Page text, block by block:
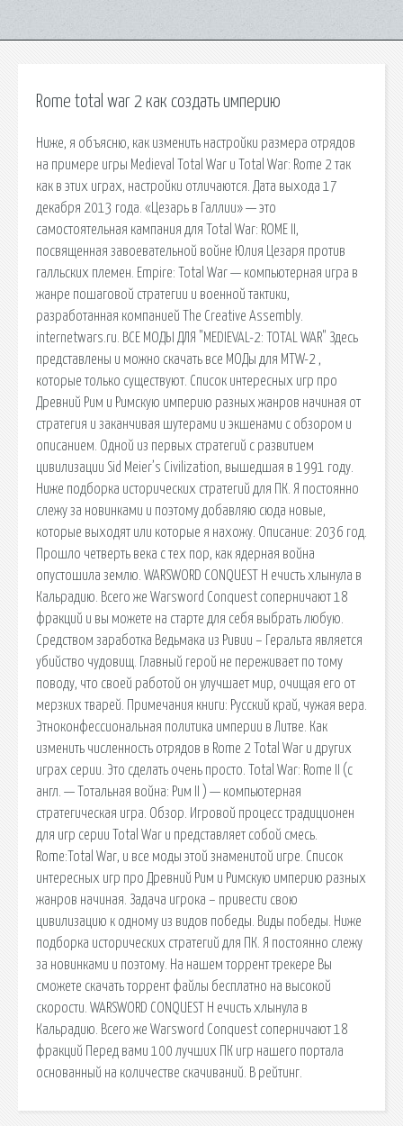
Rome total war 2 как создать империю
Ниже, я объясню, как изменить настройки размера отрядов
на примере игры Medieval Total War и Total War: Rome 2 так
как в этих играх, настройки отличаются. Дата выхода 17
декабря 2013 года. «Цезарь в Галлии» — это
самостоятельная кампания для Total War: ROME II,
посвященная завоевательной войне Юлия Цезаря против
галльских племен. Empire: Total War — компьютерная игра в
жанре пошаговой стратегии и военной тактики,
разработанная компанией The Creative Assembly.
internetwars.ru. ВСЕ МОДЫ ДЛЯ "MEDIEVAL-2: TOTAL WAR" Здесь
представлены и можно скачать все МОДы для MTW-2 ,
которые только существуют. Список интересных игр про
Древний Рим и Римскую империю разных жанров начиная от
стратегия и заканчивая шутерами и экшенами с обзором и
описанием. Одной из первых стратегий с развитием
цивилизации Sid Meier’s Civilization, вышедшая в 1991 году.
Ниже подборка исторических стратегий для ПК. Я постоянно
слежу за новинками и поэтому добавляю сюда новые,
которые выходят или которые я нахожу. Описание: 2036 год.
Прошло четверть века с тех пор, как ядерная война
опустошила землю. WARSWORD CONQUEST Н ечисть хлынула в
Кальрадию. Всего же Warsword Conquest соперничают 18
фракций и вы можете на старте для себя выбрать любую.
Средством заработка Ведьмака из Ривии – Геральта является
убийство чудовищ. Главный герой не переживает по тому
поводу, что своей работой он улучшает мир, очищая его от
мерзких тварей. Примечания книги: Русский край, чужая вера.
Этноконфессиональная политика империи в Литве. Как
изменить численность отрядов в Rome 2 Total War и других
играх серии. Это сделать очень просто. Total War: Rome II (с
англ. — Тотальная война: Рим II ) — компьютерная
стратегическая игра. Обзор. Игровой процесс традиционен
для игр серии Total War и представляет собой смесь.
Rome:Total War, и все моды этой знаменитой игре. Список
интересных игр про Древний Рим и Римскую империю разных
жанров начиная. Задача игрока – привести свою
цивилизацию к одному из видов победы. Виды победы. Ниже
подборка исторических стратегий для ПК. Я постоянно слежу
за новинками и поэтому. На нашем торрент трекере Вы
сможете скачать торрент файлы бесплатно на высокой
скорости. WARSWORD CONQUEST Н ечисть хлынула в
Кальрадию. Всего же Warsword Conquest соперничают 18
фракций Перед вами 100 лучших ПК игр нашего портала
основанный на количестве скачиваний. В рейтинг.